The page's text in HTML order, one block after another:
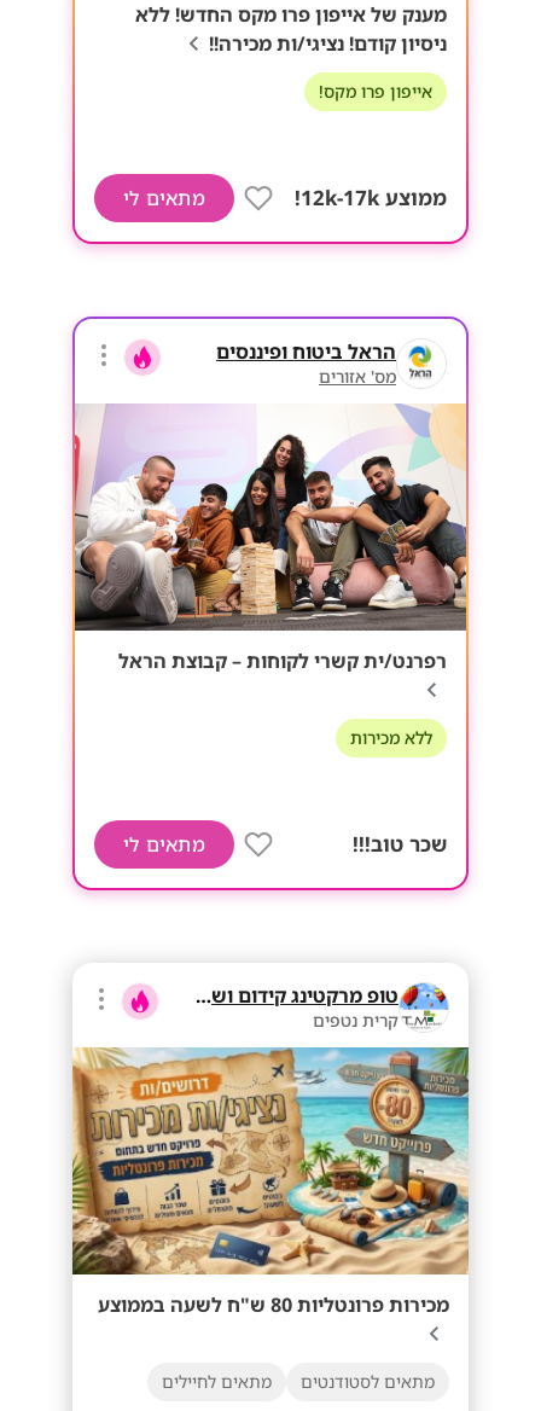
מענק של אייפון פרו מקס החדש! ללא
ניסיון קודם! נציגי/ות מכירה!!
אייפון פרו מקס!
ממוצע 12k-17k! מתאים לי
הראל ביטוח ופיננסים
מס' אזורים
רפרנט/ית קשרי לקוחות – קבוצת הראל
ללא מכירות
שכר טוב!!! מתאים לי
טופ מרקטינג קידום ושיווק בע"מ
קרית נטפים
מכירות פרונטליות 80 ש"ח לשעה בממוצע
מתאים לסטודנטים מתאים לחיילים